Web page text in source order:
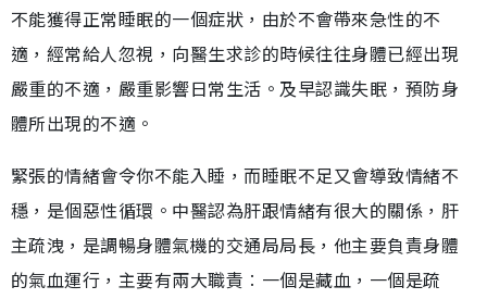
不能獲得正常睡眠的一個症狀，由於不會帶來急性的不
適，經常給人忽視，向醫生求診的時候往往身體已經出現
嚴重的不適，嚴重影響日常生活。及早認識失眠，預防身
體所出現的不適。
緊張的情緒會令你不能入睡，而睡眠不足又會導致情緒不
穩，是個惡性循環。中醫認為肝跟情緒有很大的關係，肝
主疏洩，是調暢身體氣機的交通局局長，他主要負責身體
的氣血運行，主要有兩大職責︰一個是藏血，一個是疏